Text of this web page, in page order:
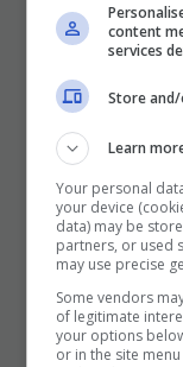
I Pro E I
Che Punta
Per
25
content
services
Store
Learn
Your personal
your device
data) may be
partners, or used
may use precise
Some vendors
of legitimate
your options
or in the site